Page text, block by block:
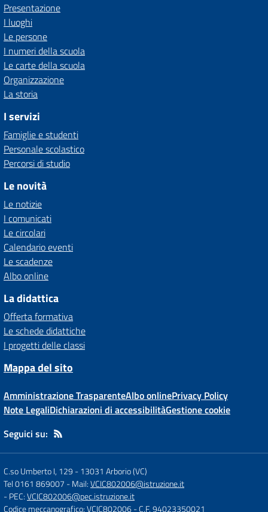
Presentazione
I luoghi
Le persone
I numeri della scuola
Le carte della scuola
Organizzazione
La storia
I servizi
Famiglie e studenti
Personale scolastico
Percorsi di studio
Le novità
Le notizie
I comunicati
Le circolari
Calendario eventi
Le scadenze
Albo online
La didattica
Offerta formativa
Le schede didattiche
I progetti delle classi
Mappa del sito
Amministrazione TrasparenteAlbo onlinePrivacy Policy
Note LegaliDichiarazioni di accessibilitàGestione cookie
Seguici su:
C.so Umberto I, 129 -13031 Arborio (VC)
Tel 0161 869007 - Mail:VCIC802006@istruzione.it
- PEC:VCIC802006@pec.istruzione.it
Codice meccanografico: VCIC802006- C.F. 94023350021